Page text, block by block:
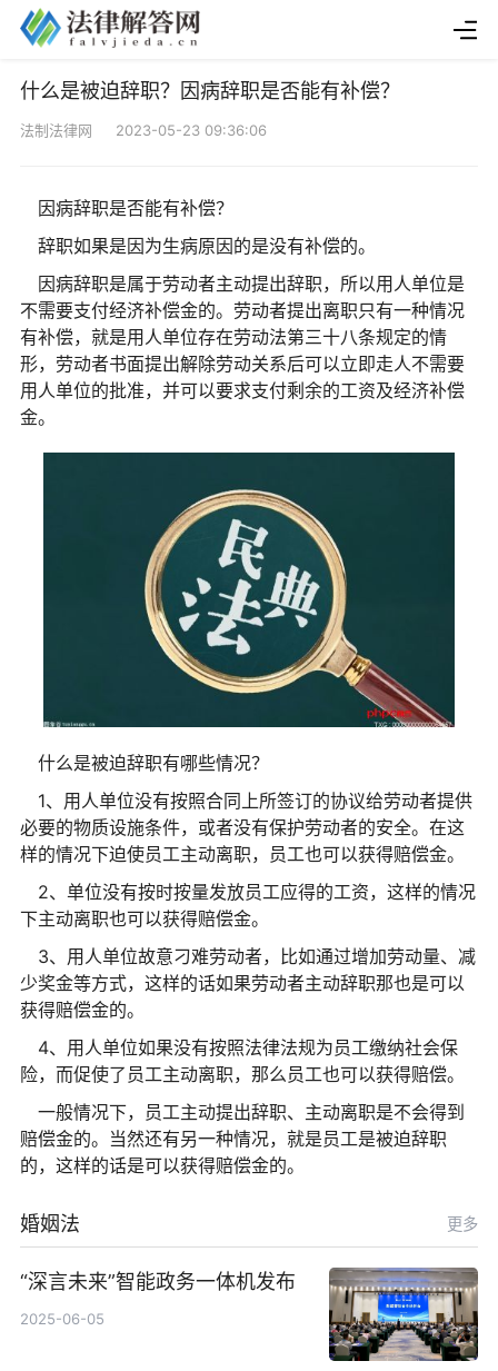
什么是被迫辞职？因病辞职是否能有补偿？
法制法律网 2023-05-23 09:36:06
因病辞职是否能有补偿？
辞职如果是因为生病原因的是没有补偿的。
因病辞职是属于劳动者主动提出辞职，所以用人单位是
不需要支付经济补偿金的。劳动者提出离职只有一种情况
有补偿，就是用人单位存在劳动法第三十八条规定的情
形，劳动者书面提出解除劳动关系后可以立即走人不需要
用人单位的批准，并可以要求支付剩余的工资及经济补偿
金。
什么是被迫辞职有哪些情况？
1、用人单位没有按照合同上所签订的协议给劳动者提供
必要的物质设施条件，或者没有保护劳动者的安全。在这
样的情况下迫使员工主动离职，员工也可以获得赔偿金。
2、单位没有按时按量发放员工应得的工资，这样的情况
下主动离职也可以获得赔偿金。
3、用人单位故意刁难劳动者，比如通过增加劳动量、减
少奖金等方式，这样的话如果劳动者主动辞职那也是可以
获得赔偿金的。
4、用人单位如果没有按照法律法规为员工缴纳社会保
险，而促使了员工主动离职，那么员工也可以获得赔偿。
一般情况下，员工主动提出辞职、主动离职是不会得到
赔偿金的。当然还有另一种情况，就是员工是被迫辞职
的，这样的话是可以获得赔偿金的。
婚姻法 更多
“深言未来”智能政务一体机发布
2025-06-05